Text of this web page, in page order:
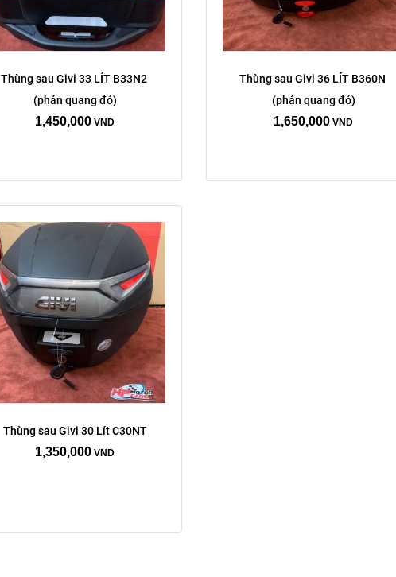
Thùng sau Givi 33 LÍT B33N2
(phản quang đỏ)
1,450,000 VND
Thùng sau Givi 36 LÍT B360N
(phản quang đỏ)
1,650,000 VND
Thùng sau Givi 30 Lít C30NT
1,350,000 VND